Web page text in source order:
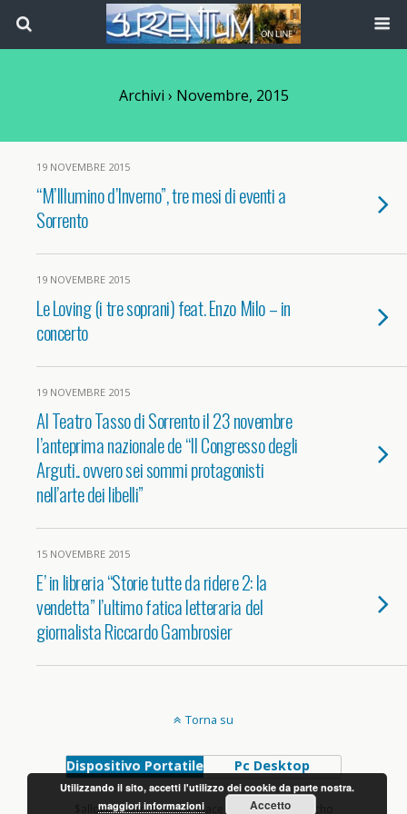
Archivi › Novembre, 2015
19 NOVEMBRE 2015
“M’Illumino d’Inverno”, tre mesi di eventi a
Sorrento
19 NOVEMBRE 2015
Le Loving (i tre soprani) feat. Enzo Milo – in
concerto
19 NOVEMBRE 2015
Al Teatro Tasso di Sorrento il 23 novembre
l’anteprima nazionale de “Il Congresso degli
Arguti.. ovvero sei sommi protagonisti
nell’arte dei libelli”
15 NOVEMBRE 2015
E’ in libreria “Storie tutte da ridere 2: la
vendetta” l’ultimo fatica letteraria del
giornalista Riccardo Gambrosier
Torna su
Dispositivo Portatile Pc Desktop
$allowed_html = shapeSpace_allowed_html(); echo
Utilizzando il sito, accetti l'utilizzo dei cookie da parte nostra.
maggiori informazioni
Accetto